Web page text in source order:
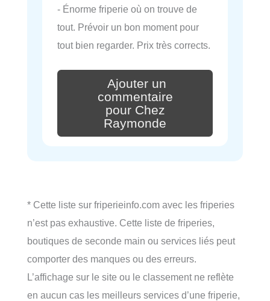
- Énorme friperie où on trouve de
tout. Prévoir un bon moment pour
tout bien regarder. Prix très corrects.
Ajouter un
commentaire
pour Chez
Raymonde
* Cette liste sur friperieinfo.com avec les friperies
n’est pas exhaustive. Cette liste de friperies,
boutiques de seconde main ou services liés peut
comporter des manques ou des erreurs.
L’affichage sur le site ou le classement ne reflète
en aucun cas les meilleurs services d’une friperie,